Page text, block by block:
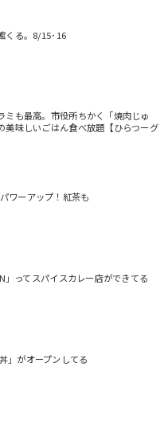
くる。8/15･16
ミも最高。市役所ちかく「焼肉じゅ
美味しいごはん食べ放題【ひらつーグ
ワーアップ！紅茶も
」ってスパイスカレー店ができてる
」がオープンしてる